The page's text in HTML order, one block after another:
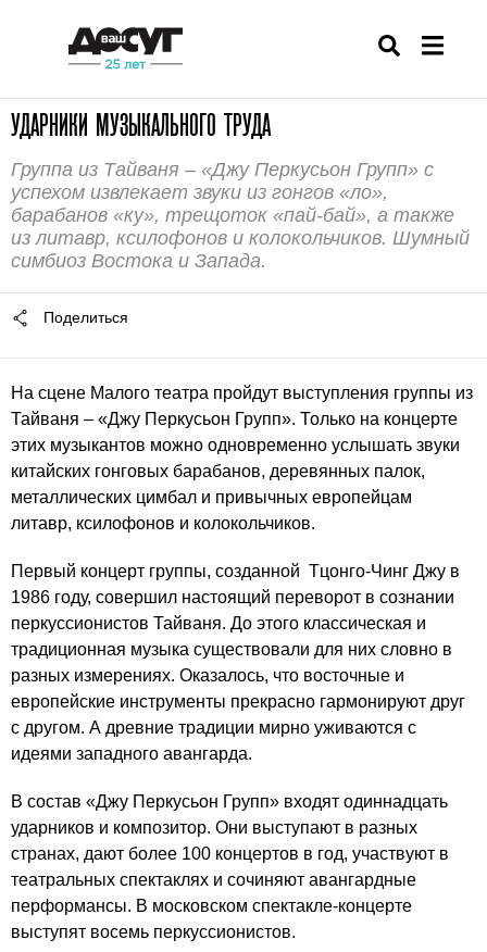
УДАРНИКИ МУЗЫКАЛЬНОГО ТРУДА
Группа из Тайваня – «Джу Перкусьон Групп» с
успехом извлекает звуки из гонгов «ло»,
барабанов «ку», трещоток «пай-бай», а также
из литавр, ксилофонов и колокольчиков. Шумный
симбиоз Востока и Запада.
Поделиться
На сцене Малого театра пройдут выступления группы из
Тайваня – «Джу Перкусьон Групп». Только на концерте
этих музыкантов можно одновременно услышать звуки
китайских гонговых барабанов, деревянных палок,
металлических цимбал и привычных европейцам
литавр, ксилофонов и колокольчиков.
Первый концерт группы, созданной Тцонго-Чинг Джу в
1986 году, совершил настоящий переворот в сознании
перкуссионистов Тайваня. До этого классическая и
традиционная музыка существовали для них словно в
разных измерениях. Оказалось, что восточные и
европейские инструменты прекрасно гармонируют друг
с другом. А древние традиции мирно уживаются с
идеями западного авангарда.
В состав «Джу Перкусьон Групп» входят одиннадцать
ударников и композитор. Они выступают в разных
странах, дают более 100 концертов в год, участвуют в
театральных спектаклях и сочиняют авангардные
перформансы. В московском спектакле-концерте
выступят восемь перкуссионистов.